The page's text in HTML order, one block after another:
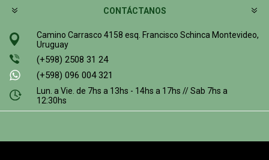
CONTÁCTANOS
Camino Carrasco 4158 esq. Francisco Schinca Montevideo,
Uruguay
(+598) 2508 31 24
(+598) 096 004 321
Lun. a Vie. de 7hs a 13hs - 14hs a 17hs // Sab 7hs a
12:30hs